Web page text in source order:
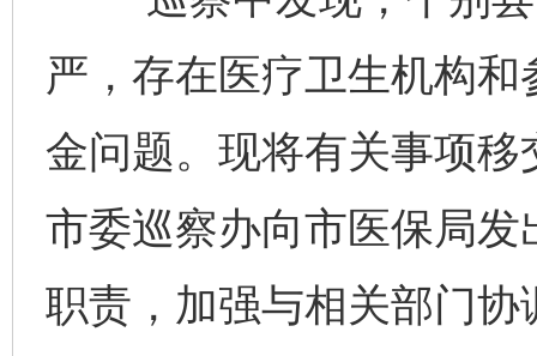
严，存在医疗卫生机构
金问题。现将有关事项移
市委巡察办向市医保局
职责，加强与相关部门